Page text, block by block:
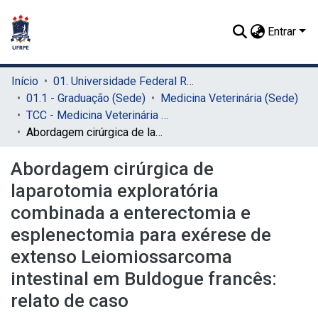
Entrar
Início
01. Universidade Federal Rural de Pernambuco - UFRPE (Sede)
01.1 - Graduação (Sede)
Medicina Veterinária (Sede)
TCC - Medicina Veterinária (Sede)
Abordagem cirúrgica de laparotomia exploratória combinada a enterectomia e esplenectomia para exérese de extenso Leiomiossarcoma intestinal em Buldogue francês: relato de caso
Abordagem cirúrgica de
laparotomia exploratória
combinada a enterectomia e
esplenectomia para exérese de
extenso Leiomiossarcoma
intestinal em Buldogue francês:
relato de caso